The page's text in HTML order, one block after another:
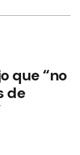
que “no
de